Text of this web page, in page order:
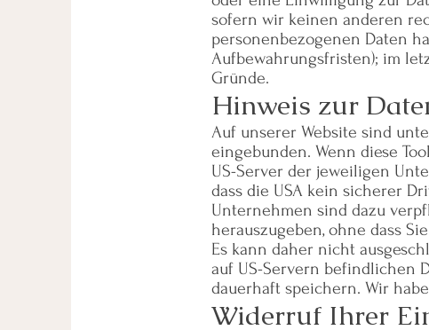
sofern wir keinen anderen
personenbezogenen Daten
Aufbewahrungsfristen); im
Gründe.
Hinweis zur
Auf unserer Website sind
eingebunden. Wenn diese
US-Server der jeweiligen
dass die USA kein sicherer
Unternehmen sind dazu
herauszugeben, ohne dass
Es kann daher nicht
auf US-Servern befindlichen
dauerhaft speichern. Wir
Widerruf Ihrer